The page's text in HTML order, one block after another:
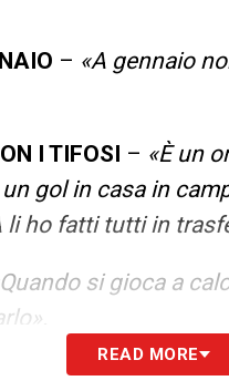
– «A gennaio
I TIFOSI – «È un
gol in casa in
li ho fatti tutti in
si gioca a
è piccola ma
READ MORE